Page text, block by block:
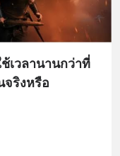
เวลานานกว่าที่
จริงหรือ